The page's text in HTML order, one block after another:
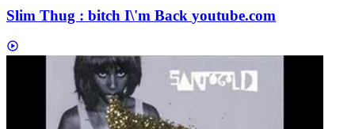
Slim Thug : bitch I\'m Back youtube.com